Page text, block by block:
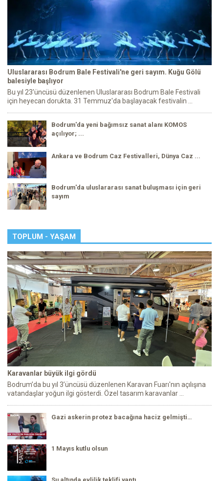
Uluslararası Bodrum Bale Festivali'ne geri sayım. Kuğu Gölü
balesiyle başlıyor
Bu yıl 23'üncüsü düzenlenen Uluslararası Bodrum Bale Festivali
için heyecan dorukta. 31 Temmuz'da başlayacak festivalin ...
Bodrum'da yeni bağımsız sanat alanı KOMOS
açılıyor; ...
Ankara ve Bodrum Caz Festivalleri, Dünya Caz ...
Bodrum'da uluslararası sanat buluşması için geri
sayım
TOPLUM - YAŞAM
Karavanlar büyük ilgi gördü
Bodrum’da bu yıl 3’üncüsü düzenlenen Karavan Fuarı'nın açılışına
vatandaşlar yoğun ilgi gösterdi. Özel tasarım karavanlar ...
Gazi askerin protez bacağına haciz gelmişti…
1 Mayıs kutlu olsun